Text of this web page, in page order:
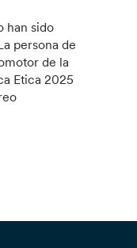
han sido
persona de
de la
Etica 2025